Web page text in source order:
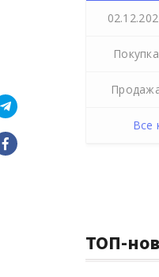
Покупка
Все
ТОП-